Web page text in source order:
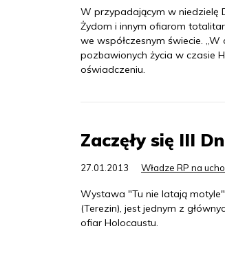
W przypadającym w niedzielę
Żydom i innym ofiarom
we współczesnym świecie.
pozbawionych życia w czasie
oświadczeniu.
Zaczęły się III
27.01.2013 Władze RP na
Wystawa "Tu nie latają
(Terezin), jest jednym z
ofiar Holocaustu.